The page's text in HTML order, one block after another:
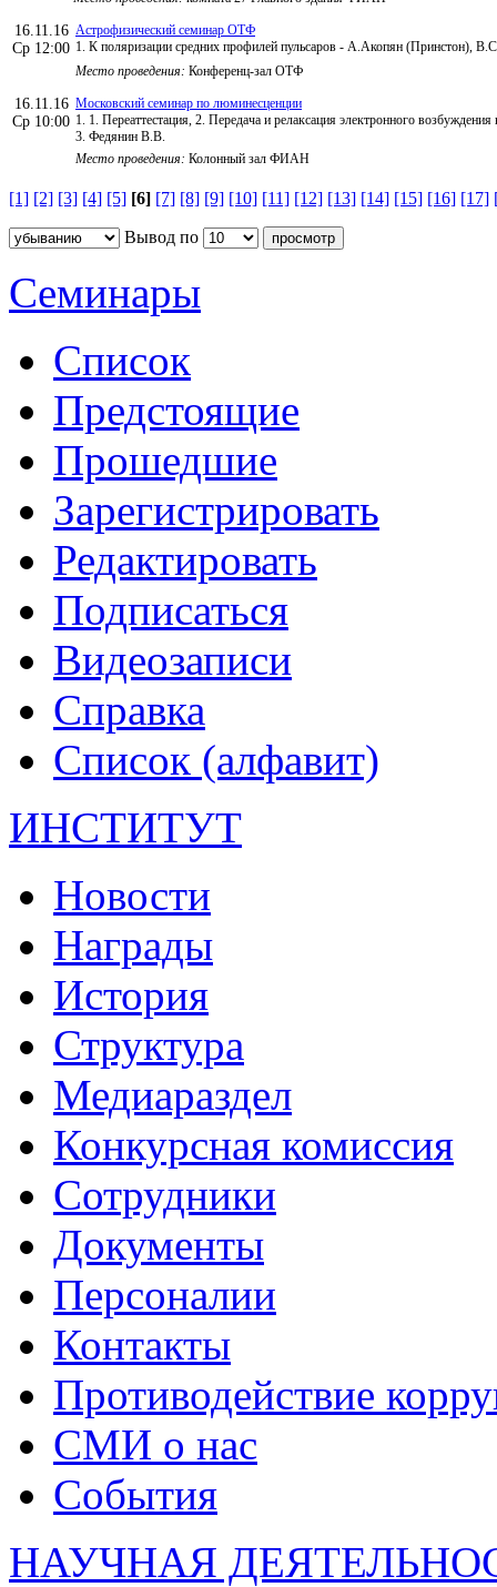
16.11.16
Ср 12:00
Астрофизический семинар ОТФ
1. К поляризации средних профилей пульсаров - А.Акопян (Принстон),
Место проведения: Конференц-зал ОТФ
16.11.16
Ср 10:00
Московский семинар по люминесценции
1. 1. Переаттестация, 2. Передача и релаксация электронного
3. Федянин В.В.
Место проведения: Колонный зал ФИАН
[1] [2] [3] [4] [5] [6] [7] [8] [9] [10] [11] [12] [13] [14] [15] [16] [17]
Вывод по
Семинары
Список
Предстоящие
Прошедшие
Зарегистрировать
Редактировать
Подписаться
Видеозаписи
Справка
Список (алфавит)
ИНСТИТУТ
Новости
Награды
История
Структура
Медиараздел
Конкурсная комиссия
Сотрудники
Документы
Персоналии
Контакты
Противодействие
СМИ о нас
События
НАУЧНАЯ